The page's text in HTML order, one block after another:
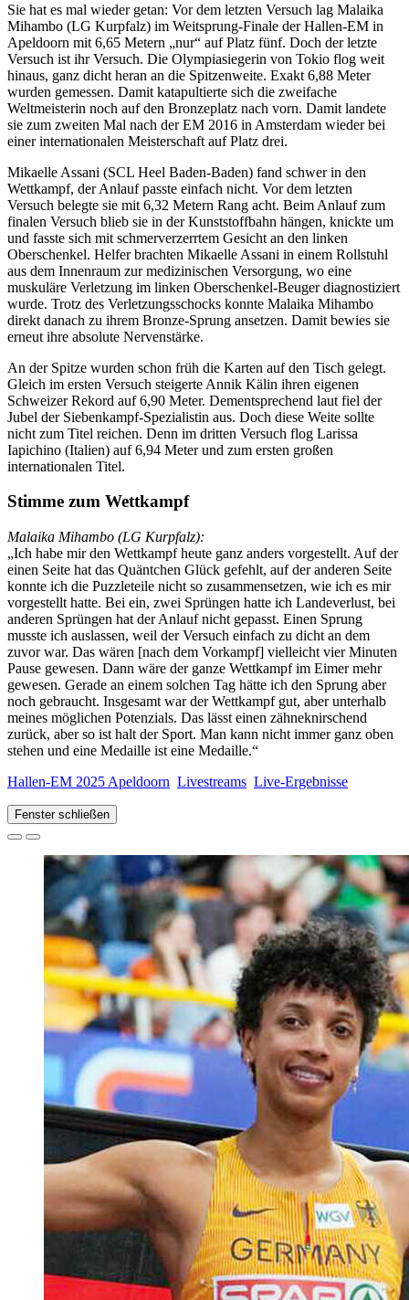
Sie hat es mal wieder getan: Vor dem letzten Versuch lag Malaika
Mihambo (LG Kurpfalz) im Weitsprung-Finale der Hallen-EM in
Apeldoorn mit 6,65 Metern „nur“ auf Platz fünf. Doch der letzte
Versuch ist ihr Versuch. Die Olympiasiegerin von Tokio flog weit
hinaus, ganz dicht heran an die Spitzenweite. Exakt 6,88 Meter
wurden gemessen. Damit katapultierte sich die zweifache
Weltmeisterin noch auf den Bronzeplatz nach vorn. Damit landete
sie zum zweiten Mal nach der EM 2016 in Amsterdam wieder bei
einer internationalen Meisterschaft auf Platz drei.
Mikaelle Assani (SCL Heel Baden-Baden) fand schwer in den
Wettkampf, der Anlauf passte einfach nicht. Vor dem letzten
Versuch belegte sie mit 6,32 Metern Rang acht. Beim Anlauf zum
finalen Versuch blieb sie in der Kunststoffbahn hängen, knickte um
und fasste sich mit schmerverzerrtem Gesicht an den linken
Oberschenkel. Helfer brachten Mikaelle Assani in einem Rollstuhl
aus dem Innenraum zur medizinischen Versorgung, wo eine
muskuläre Verletzung im linken Oberschenkel-Beuger diagnostiziert
wurde. Trotz des Verletzungsschocks konnte Malaika Mihambo
direkt danach zu ihrem Bronze-Sprung ansetzen. Damit bewies sie
erneut ihre absolute Nervenstärke.
An der Spitze wurden schon früh die Karten auf den Tisch gelegt.
Gleich im ersten Versuch steigerte Annik Kälin ihren eigenen
Schweizer Rekord auf 6,90 Meter. Dementsprechend laut fiel der
Jubel der Siebenkampf-Spezialistin aus. Doch diese Weite sollte
nicht zum Titel reichen. Denn im dritten Versuch flog Larissa
Iapichino (Italien) auf 6,94 Meter und zum ersten großen
internationalen Titel.
Stimme zum Wettkampf
Malaika Mihambo (LG Kurpfalz):
„Ich habe mir den Wettkampf heute ganz anders vorgestellt. Auf der
einen Seite hat das Quäntchen Glück gefehlt, auf der anderen Seite
konnte ich die Puzzleteile nicht so zusammensetzen, wie ich es mir
vorgestellt hatte. Bei ein, zwei Sprüngen hatte ich Landeverlust, bei
anderen Sprüngen hat der Anlauf nicht gepasst. Einen Sprung
musste ich auslassen, weil der Versuch einfach zu dicht an dem
zuvor war. Das wären [nach dem Vorkampf] vielleicht vier Minuten
Pause gewesen. Dann wäre der ganze Wettkampf im Eimer mehr
gewesen. Gerade an einem solchen Tag hätte ich den Sprung aber
noch gebraucht. Insgesamt war der Wettkampf gut, aber unterhalb
meines möglichen Potenzials. Das lässt einen zähneknirschend
zurück, aber so ist halt der Sport. Man kann nicht immer ganz oben
stehen und eine Medaille ist eine Medaille.“
Hallen-EM 2025 Apeldoorn Livestreams Live-Ergebnisse
Fenster schließen